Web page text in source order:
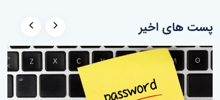
پست های اخیر